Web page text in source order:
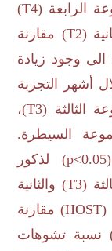
الرابعة (T4
)
(
T2) مقارنة
وجود زيادة
التجربة
(
T3)،
السيطرة.
p<0.05) لذكور
(
T3) والثانية
) مقارنة
تشوهات